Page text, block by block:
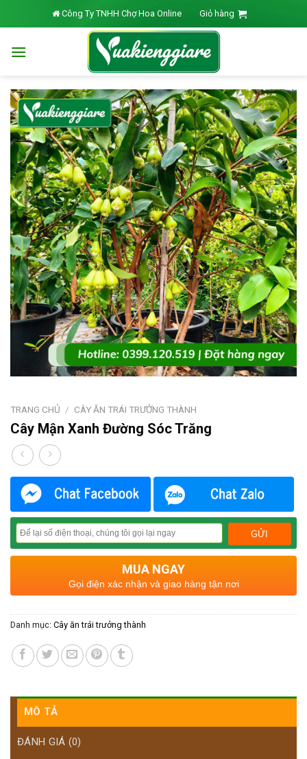
to
Công Ty TNHH Chợ Hoa Online Giỏ hàng
TRANG CHỦ / CÂY ĂN TRÁI TRƯỞNG THÀNH
Cây Mận Xanh Đường Sóc Trăng
MUA NGAY
Gọi điện xác nhận và giao hàng tận nơi
Danh mục: Cây ăn trái trưởng thành
MÔ TẢ
ĐÁNH GIÁ (0)